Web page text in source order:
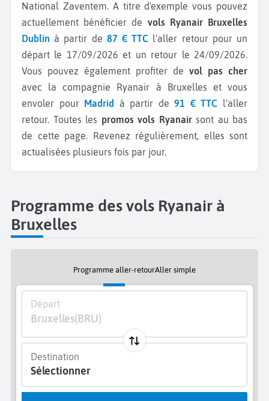
National Zaventem. A titre d'exemple vous pouvez
actuellement bénéficier de vols Ryanair Bruxelles
Dublin à partir de 87 € TTC l'aller retour pour un
départ le 17/09/2026 et un retour le 24/09/2026.
Vous pouvez également profiter de vol pas cher
avec la compagnie Ryanair à Bruxelles et vous
envoler pour Madrid à partir de91 € TTC l'aller
retour. Toutes les promos vols Ryanairsont au bas
de cette page. Revenez régulièrement, elles sont
actualisées plusieurs fois par jour.
Programme des vols Ryanair à
Bruxelles
Programme aller-retourAller simple
Départ
Bruxelles(BRU)
Destination
Sélectionner